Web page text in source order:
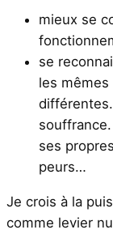
mieux se
se
les
différentes.
ses
peurs…
Je crois à la
comme levier